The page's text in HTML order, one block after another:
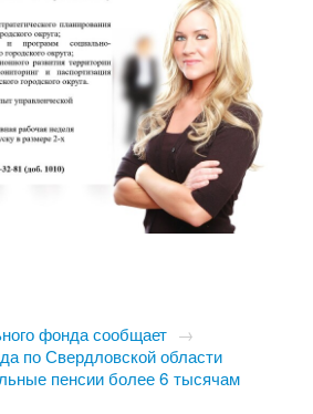
фонда сообщает →
по Свердловской области
пенсии более 6 тысячам